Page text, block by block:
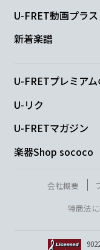
U-FRET動画プラス
新着楽譜
U-FRETプレミア
U-リク
U-FRETマガジン
楽器Shop sococo
会社概要
特商法